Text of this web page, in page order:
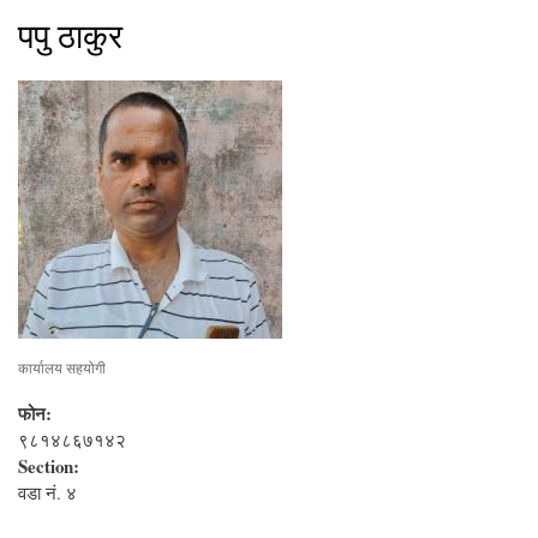
पपु ठाकुर
कार्यालय सहयोगी
फोन:
९८१४८६७१४२
Section:
वडा नं. ४